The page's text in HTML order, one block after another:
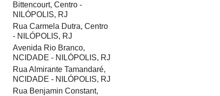
Bittencourt, Centro -
NILÓPOLIS, RJ
Rua Carmela Dutra, Centro
- NILÓPOLIS, RJ
Avenida Rio Branco,
NCIDADE - NILÓPOLIS, RJ
Rua Almirante Tamandaré,
NCIDADE - NILÓPOLIS, RJ
Rua Benjamin Constant,